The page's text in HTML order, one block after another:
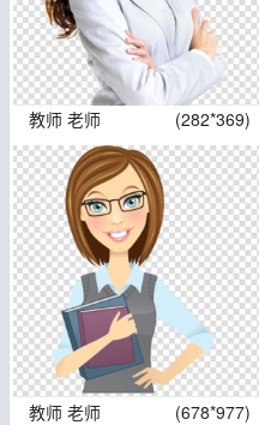
教师 老师 (282*369)
教师 老师 (678*977)